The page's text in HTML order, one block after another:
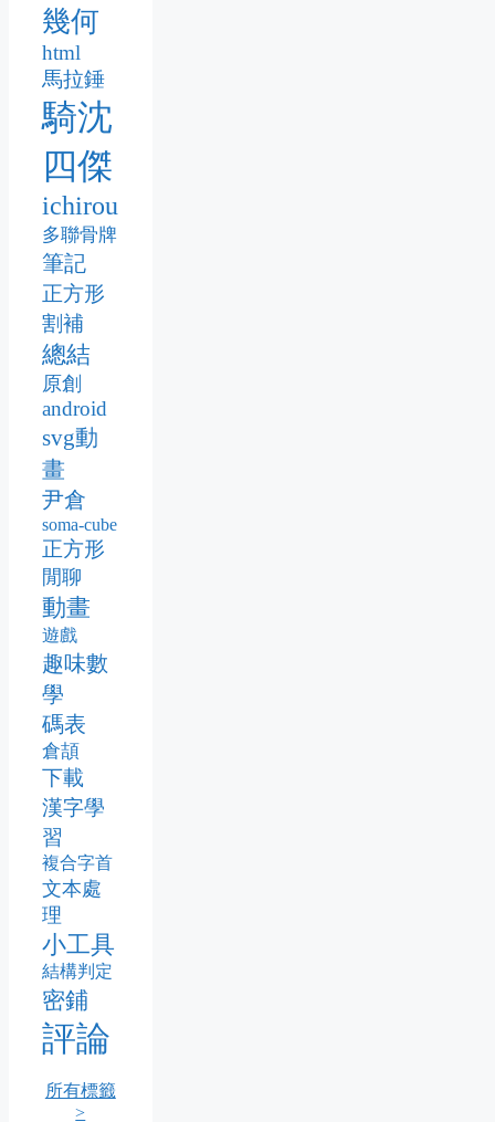
幾何
html
馬拉錘
騎沈
四傑
ichirou
多聯骨牌
筆記
正方形
割補
總結
原創
android
svg動
畫
尹倉
soma-cube
正方形
閒聊
動畫
遊戲
趣味數
學
碼表
倉頡
下載
漢字學
習
複合字首
文本處
理
小工具
結構判定
密鋪
評論
所有標籤
>